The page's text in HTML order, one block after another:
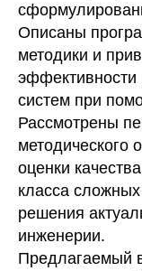
Описаны
методики и
эффективности
систем при
Рассмотрены
методического
оценки
класса
решения
инженерии.
Предлагаемый